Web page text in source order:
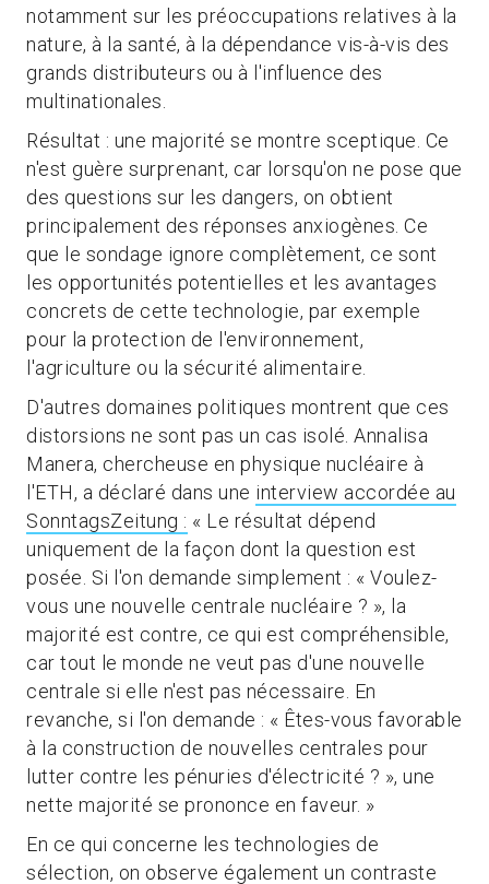
notamment sur les préoccupations relatives à la
nature, à la santé, à la dépendance vis-à-vis des
grands distributeurs ou à l'influence des
multinationales.
Résultat : une majorité se montre sceptique. Ce
n'est guère surprenant, car lorsqu'on ne pose que
des questions sur les dangers, on obtient
principalement des réponses anxiogènes. Ce
que le sondage ignore complètement, ce sont
les opportunités potentielles et les avantages
concrets de cette technologie, par exemple
pour la protection de l'environnement,
l'agriculture ou la sécurité alimentaire.
D'autres domaines politiques montrent que ces
distorsions ne sont pas un cas isolé. Annalisa
Manera, chercheuse en physique nucléaire à
l'ETH, a déclaré dans une interview accordée au
SonntagsZeitung : « Le résultat dépend
uniquement de la façon dont la question est
posée. Si l'on demande simplement : « Voulez-
vous une nouvelle centrale nucléaire ? », la
majorité est contre, ce qui est compréhensible,
car tout le monde ne veut pas d'une nouvelle
centrale si elle n'est pas nécessaire. En
revanche, si l'on demande : « Êtes-vous favorable
à la construction de nouvelles centrales pour
lutter contre les pénuries d'électricité ? », une
nette majorité se prononce en faveur. »
En ce qui concerne les technologies de
sélection, on observe également un contraste